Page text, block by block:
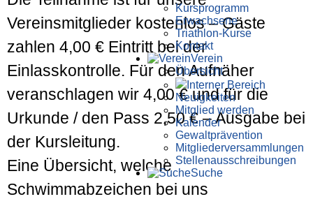
Kursprogramm
Erwachsene
Triathlon-Kurse
Kontakt
Verein
Übersicht
Interner Bereich
Neuigkeiten
Mitglied werden
Kalender
Gewaltprävention
Mitglieder­versammlungen
Stellen­aus­schrei­bungen
Suche
Vereinsmitglieder kostenlos – Gäste
zahlen 4,00 € Eintritt bei der
Einlasskontrolle. Für den Aufnäher
veranschlagen wir 4,00 € und für die
Urkunde / den Pass 2,50 € – Ausgabe bei
der Kursleitung.
Eine Übersicht, welche
Schwimmabzeichen bei uns